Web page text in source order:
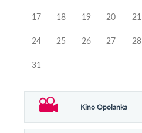
17 18 19 20 21
24 25 26 27 28
31
Kino Opolanka